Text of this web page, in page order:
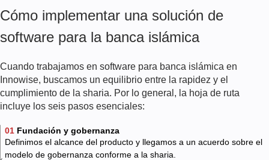
Cómo implementar una solución de
software para la banca islámica
Cuando trabajamos en software para banca islámica en
Innowise, buscamos un equilibrio entre la rapidez y el
cumplimiento de la sharia. Por lo general, la hoja de ruta
incluye los seis pasos esenciales:
01 Fundación y gobernanza
Definimos el alcance del producto y llegamos a un acuerdo sobre el
modelo de gobernanza conforme a la sharia.